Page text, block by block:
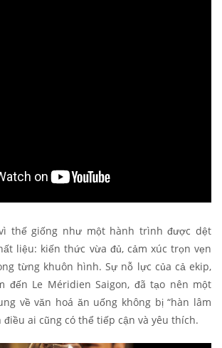
thế giống như một hành trình được dệt
liệu: kiến thức vừa đủ, cảm xúc trọn vẹn
từng khuôn hình. Sự nỗ lực của cả ekip,
đến Le Méridien Saigon, đã tạo nên một
về văn hoá ăn uống không bị “hàn lâm
điều ai cũng có thể tiếp cận và yêu thích.